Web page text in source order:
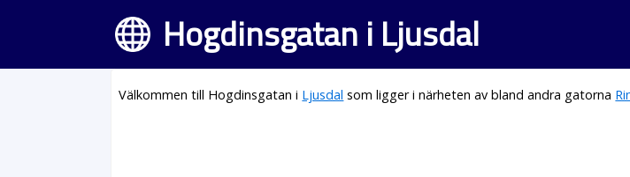
Hogdinsgatan i Ljusdal
Välkommen till Hogdinsgatan i Ljusdal som ligger i närheten av bland andra gatorna